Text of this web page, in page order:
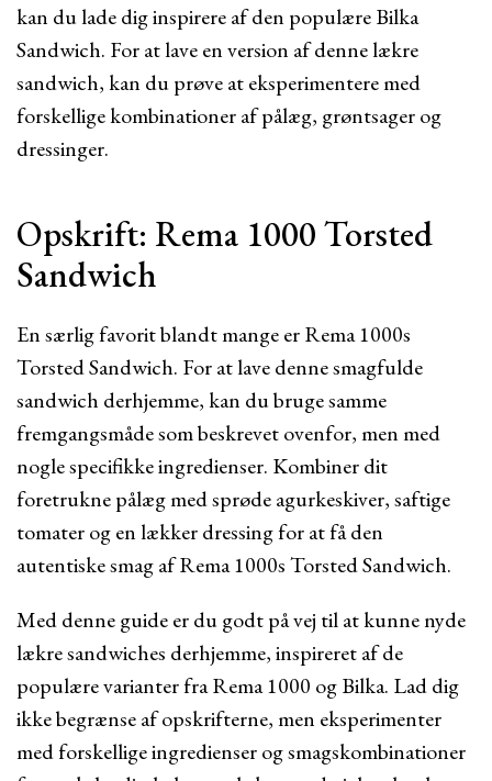
kan du lade dig inspirere af den populære Bilka
Sandwich. For at lave en version af denne lækre
sandwich, kan du prøve at eksperimentere med
forskellige kombinationer af pålæg, grøntsager og
dressinger.
Opskrift: Rema 1000 Torsted
Sandwich
En særlig favorit blandt mange er Rema 1000s
Torsted Sandwich. For at lave denne smagfulde
sandwich derhjemme, kan du bruge samme
fremgangsmåde som beskrevet ovenfor, men med
nogle specifikke ingredienser. Kombiner dit
foretrukne pålæg med sprøde agurkeskiver, saftige
tomater og en lækker dressing for at få den
autentiske smag af Rema 1000s Torsted Sandwich.
Med denne guide er du godt på vej til at kunne nyde
lækre sandwiches derhjemme, inspireret af de
populære varianter fra Rema 1000 og Bilka. Lad dig
ikke begrænse af opskrifterne, men eksperimenter
med forskellige ingredienser og smagskombinationer